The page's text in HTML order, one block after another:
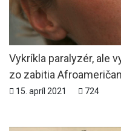
Vykríkla paralyzér, ale
zo zabitia
15. apríl 2021 724